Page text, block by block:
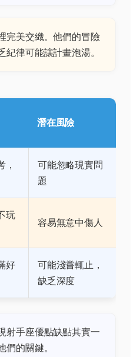
完美交織。他們的冒險
律可能讓計畫泡湯。
潛在風險
，
可能忽略現實問
題
玩
容易無意中傷人
好
可能淺嘗輒止，
缺乏深度
射手座優點缺點其實一
的關鍵。